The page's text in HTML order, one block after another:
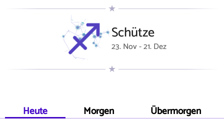
Schütze
23. Nov - 21. Dez
Heute Morgen Übermorgen